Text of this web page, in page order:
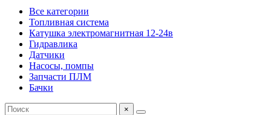
Все категории
Топливная система
Катушка электромагнитная 12-24в
Гидравлика
Датчики
Насосы, помпы
Запчасти ПЛМ
Бачки
×